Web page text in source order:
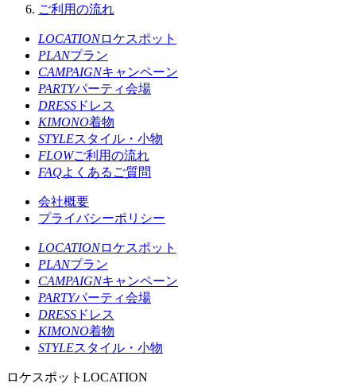
ご利用の流れ
LOCATIONロケスポット
PLANプラン
CAMPAIGNキャンペーン
PARTYパーティ会場
DRESS ドレス
KIMONO着物
STYLEスタイル・小物
FLOWご利用の流れ
FAQよくあるご質問
会社概要
プライバシーポリシー
LOCATIONロケスポット
PLANプラン
CAMPAIGNキャンペーン
PARTYパーティ会場
DRESS ドレス
KIMONO着物
STYLEスタイル・小物
ロケスポット LOCATION